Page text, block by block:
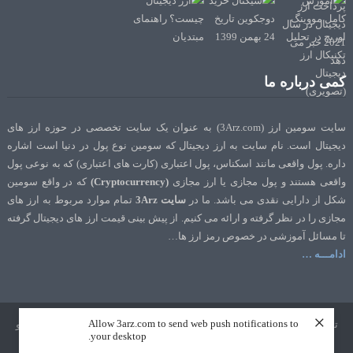
Allow 3arz.com to send web push notifications to
your desktop.
×
کمی درباره ما
سایت سومین ارز (3Arz.com) به عنوان یک سایت تخصصی در حوزه ارز های
دیجیتال است. نام سایت به ارز دیجیتال که سومین نوع پول در دنیا است اشاره
داره. پول واقعی مانند اسکناس، پول اعتباری (کارت های اعتباری) که به نوعی پول
واقعی هستند و پول مجازی یا ارز مجازی (Cryptocurrency)
که در واقع سومین
شکل از دارایی نقدی می باشد. ما در سایت 3Arz
تمام موارد مربوط به ارز های
مجازی را در نظر گرفته و ارائه می کنیم. از پیش بینی قیمت ارز های دیجیتال گرفته
تا مسائل آموزشی در خصوص رمز ارز ها…
ادامـــه …
تمامی حقوق نشر و تالیف برای سایت 3Arz.com محفوظ است. طراحی و سئو